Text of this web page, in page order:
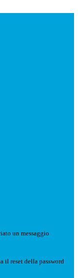
un messaggio
il reset della password